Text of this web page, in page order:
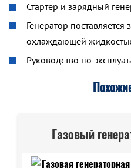
Стартер и зарядный
Генератор
охлаждающей
Руководство по
Газовый